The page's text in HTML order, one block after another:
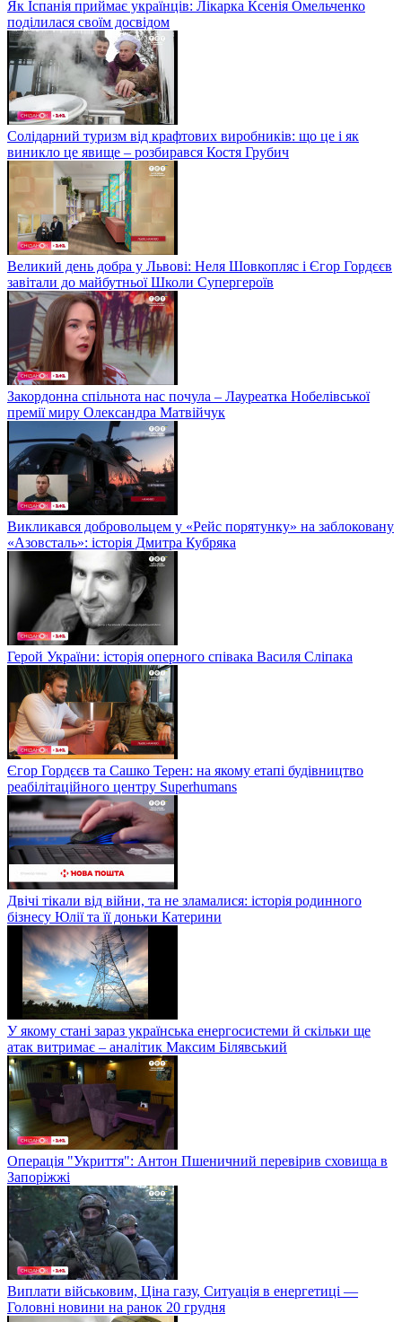
Як Іспанія приймає українців: Лікарка Ксенія Омельченко
поділилася своїм досвідом
Солідарний туризм від крафтових виробників: що це і як
виникло це явище – розбирався Костя Грубич
Великий день добра у Львові: Неля Шовкопляс і Єгор Гордєєв
завітали до майбутньої Школи Супергероїв
Закордонна спільнота нас почула – Лауреатка Нобелівської
премії миру Олександра Матвійчук
Викликався добровольцем у «Рейс порятунку» на заблоковану
«Азовсталь»: історія Дмитра Кубряка
Герой України: історія оперного співака Василя Сліпака
Єгор Гордєєв та Сашко Терен: на якому етапі будівництво
реабілітаційного центру Superhumans
Двічі тікали від війни, та не зламалися: історія родинного
бізнесу Юлії та її доньки Катерини
У якому стані зараз українська енергосистеми й скільки ще
атак витримає – аналітик Максим Білявський
Операція "Укриття": Антон Пшеничний перевірив сховища в
Запоріжжі
Виплати військовим, Ціна газу, Ситуація в енергетиці —
Головні новини на ранок 20 грудня